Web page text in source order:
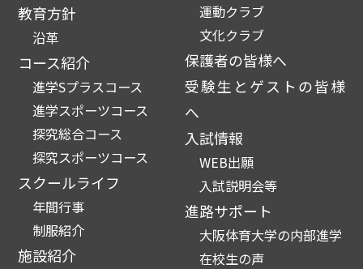
教育方針
沿革
コース紹介
進学Sプラスコース
進学スポーツコース
探究総合コース
探究スポーツコース
スクールライフ
年間行事
制服紹介
施設紹介
運動クラブ
文化クラブ
保護者の皆様へ
受験生とゲストの皆様
へ
入試情報
WEB出願
入試説明会等
進路サポート
大阪体育大学の内部進学
在校生の声